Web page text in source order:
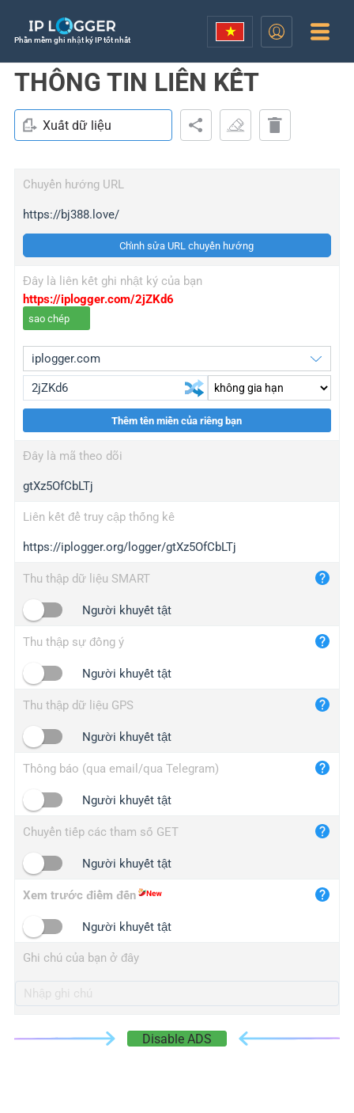
Phần mềm ghi nhật ký IP tốt nhất
THÔNG TIN LIÊN KẾT
Xuất dữ liệu
Chuyển hướng URL
https://bj388.love/
Chỉnh sửa URL chuyển hướng
Đây là liên kết ghi nhật ký của bạn
https://iplogger.com/2jZKd6
sao chép
wl.gl
ed.tc
bc.ax
iplogger.com
maper.info
2no.co
yip.su
iplogger.info
Thêm tên miền của riêng bạn
Đây là mã theo dõi
gtXz5OfCbLTj
Liên kết để truy cập thống kê
https://iplogger.org/logger/gtXz5OfCbLTj
Thu thập dữ liệu SMART
Người khuyết tật
Thu thập sự đồng ý
Người khuyết tật
Thu thập dữ liệu GPS
Người khuyết tật
Thông báo (qua email/qua Telegram)
Người khuyết tật
Chuyển tiếp các tham số GET
Người khuyết tật
Xem trước điểm đến
Người khuyết tật
Ghi chú của bạn ở đây
Disable ADS